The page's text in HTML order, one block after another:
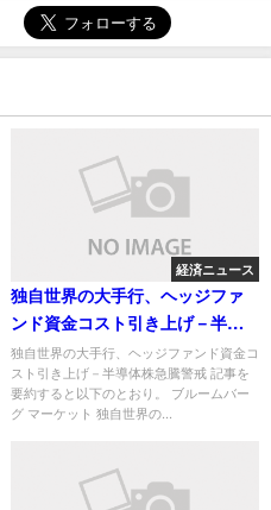
経済ニュース
独自世界の大手行、ヘッジファ
ンド資金コスト引き上げ－半導
体株急騰警戒
独自世界の大手行、ヘッジファンド資金コ
スト引き上げ－半導体株急騰警戒 記事を
要約すると以下のとおり。 ブルームバー
グ マーケット 独自世界の...